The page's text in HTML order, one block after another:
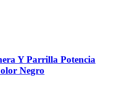
Y Parrilla Potencia
Negro